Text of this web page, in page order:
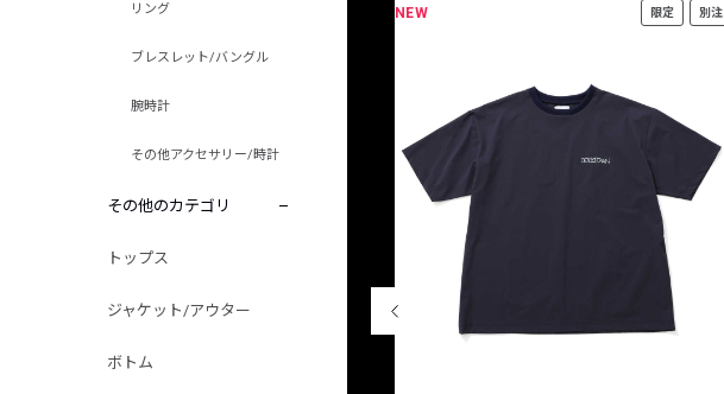
リング
ブレスレット/バングル
腕時計
その他アクセサリー/時計
その他のカテゴリ
トップス
ジャケット/アウター
ボトム
NEW 限定 別注